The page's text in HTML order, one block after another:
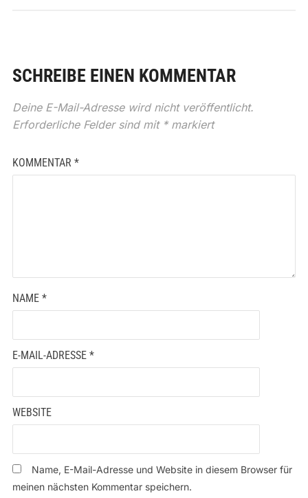
SCHREIBE EINEN KOMMENTAR
Deine E-Mail-Adresse wird nicht veröffentlicht.
Erforderliche Felder sind mit *markiert
KOMMENTAR *
NAME *
E-MAIL-ADRESSE *
WEBSITE
Name, E-Mail-Adresse und Website in diesem Browser für
meinen nächsten Kommentar speichern.